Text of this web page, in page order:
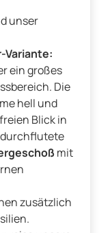
unser
Variante:
ein großes
Die
hell und
Blick in
mit
zusätzlich